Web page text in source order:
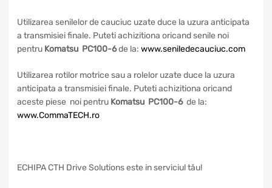
Utilizarea senilelor de cauciuc uzate duce la uzura anticipata
a transmisiei finale. Puteti achizitiona oricand senile noi
pentru Komatsu PC100-6de la: www.seniledecauciuc.com
Utilizarea rotilor motrice sau a rolelor uzate duce la uzura
anticipata a transmisiei finale. Puteti achizitiona oricand
aceste piese noi pentru Komatsu PC100-6de la:
www.CommaTECH.ro
ECHIPA CTH Drive Solutions este in serviciul tău!